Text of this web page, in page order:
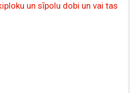
un sīpolu dobi un vai tas